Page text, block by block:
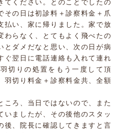
てください。とのことでしたの
その日は初診料＋診察料金＋爪
払い、家に帰りました。家で放
わらなく、とてもよく飛べたの
とダメだなと思い、次の日が病
ぐ翌日に電話連絡も入れて連れ
切りの処置をもう一度して頂
羽切り料金＋診察料金共、全額
ころ、当日ではないので、また
いましたが、その後他のスタッ
後、院長に確認してきますと言